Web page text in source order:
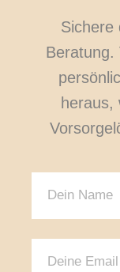
Sichere
Beratung.
heraus,